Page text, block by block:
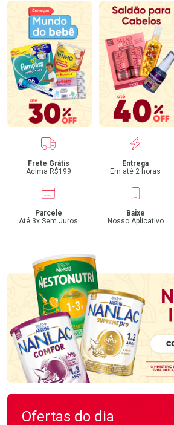
Benefícios
Frete Grátis
Acima R$199
Entrega
Em até 2 horas
Parcele
Até 3x Sem Juros
Baixe
Nosso Aplicativo
Ofertas do dia